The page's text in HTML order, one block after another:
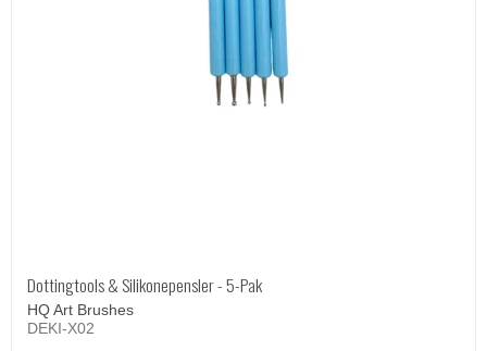
Dottingtools & Silikonepensler - 5-Pak
HQ Art Brushes
DEKI-X02